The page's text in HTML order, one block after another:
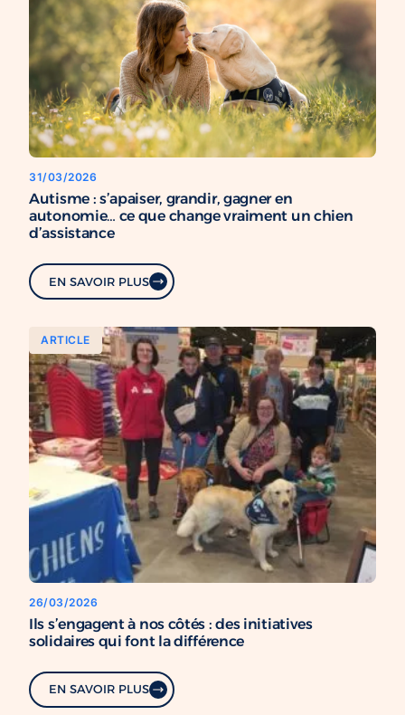
31/03/2026
Autisme : s’apaiser, grandir, gagner en
autonomie… ce que change vraiment un chien
d’assistance
EN SAVOIR PLUS
ARTICLE
26/03/2026
Ils s’engagent à nos côtés : des initiatives
solidaires qui font la différence
EN SAVOIR PLUS